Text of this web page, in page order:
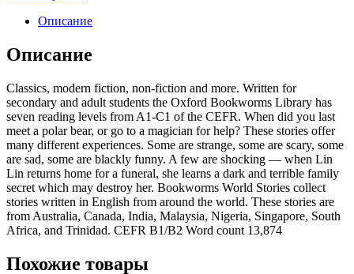
Описание
Описание
Classics, modern fiction, non-fiction and more. Written for
secondary and adult students the Oxford Bookworms Library has
seven reading levels from A1-C1 of the CEFR. When did you last
meet a polar bear, or go to a magician for help? These stories offer
many different experiences. Some are strange, some are scary, some
are sad, some are blackly funny. A few are shocking — when Lin
Lin returns home for a funeral, she learns a dark and terrible family
secret which may destroy her. Bookworms World Stories collect
stories written in English from around the world. These stories are
from Australia, Canada, India, Malaysia, Nigeria, Singapore, South
Africa, and Trinidad. CEFR B1/B2 Word count 13,874
Похожие товары